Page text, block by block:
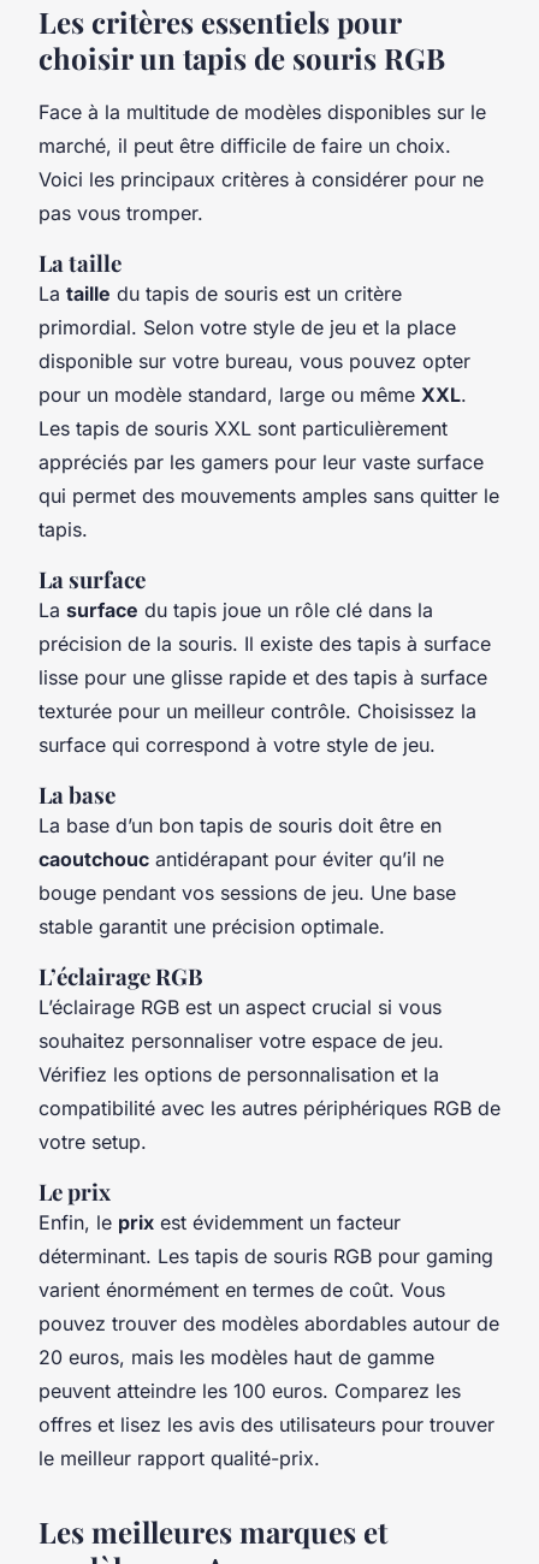
Les critères essentiels pour
choisir un tapis de souris RGB
Face à la multitude de modèles disponibles sur le
marché, il peut être difficile de faire un choix.
Voici les principaux critères à considérer pour ne
pas vous tromper.
La taille
La taille du tapis de souris est un critère
primordial. Selon votre style de jeu et la place
disponible sur votre bureau, vous pouvez opter
pour un modèle standard, large ou même XXL.
Les tapis de souris XXL sont particulièrement
appréciés par les gamers pour leur vaste surface
qui permet des mouvements amples sans quitter le
tapis.
La surface
La surface du tapis joue un rôle clé dans la
précision de la souris. Il existe des tapis à surface
lisse pour une glisse rapide et des tapis à surface
texturée pour un meilleur contrôle. Choisissez la
surface qui correspond à votre style de jeu.
La base
La base d’un bon tapis de souris doit être en
caoutchouc antidérapant pour éviter qu’il ne
bouge pendant vos sessions de jeu. Une base
stable garantit une précision optimale.
L’éclairage RGB
L’éclairage RGB est un aspect crucial si vous
souhaitez personnaliser votre espace de jeu.
Vérifiez les options de personnalisation et la
compatibilité avec les autres périphériques RGB de
votre setup.
Le prix
Enfin, le prix est évidemment un facteur
déterminant. Les tapis de souris RGB pour gaming
varient énormément en termes de coût. Vous
pouvez trouver des modèles abordables autour de
20 euros, mais les modèles haut de gamme
peuvent atteindre les 100 euros. Comparez les
offres et lisez les avis des utilisateurs pour trouver
le meilleur rapport qualité-prix.
Les meilleures marques et